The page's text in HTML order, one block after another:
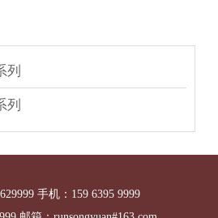
列
列
手机：159 6395 9999